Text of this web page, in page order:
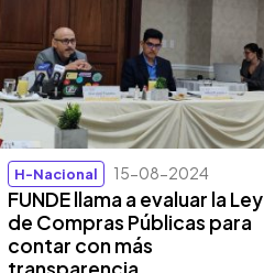
H-Nacional 15-08-2024
FUNDE llama a evaluar la Ley
de Compras Públicas para
contar con más